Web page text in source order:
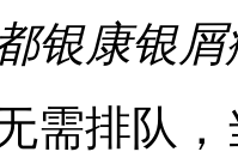
银康银
需排队